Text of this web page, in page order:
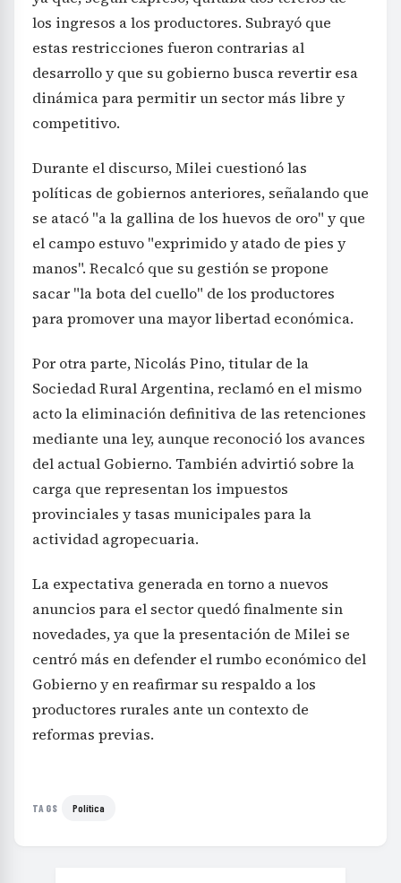
los ingresos a los productores. Subrayó que
estas restricciones fueron contrarias al
desarrollo y que su gobierno busca revertir esa
dinámica para permitir un sector más libre y
competitivo.
Durante el discurso, Milei cuestionó las
políticas de gobiernos anteriores, señalando que
se atacó "a la gallina de los huevos de oro" y que
el campo estuvo "exprimido y atado de pies y
manos". Recalcó que su gestión se propone
sacar "la bota del cuello" de los productores
para promover una mayor libertad económica.
Por otra parte, Nicolás Pino, titular de la
Sociedad Rural Argentina, reclamó en el mismo
acto la eliminación definitiva de las retenciones
mediante una ley, aunque reconoció los avances
del actual Gobierno. También advirtió sobre la
carga que representan los impuestos
provinciales y tasas municipales para la
actividad agropecuaria.
La expectativa generada en torno a nuevos
anuncios para el sector quedó finalmente sin
novedades, ya que la presentación de Milei se
centró más en defender el rumbo económico del
Gobierno y en reafirmar su respaldo a los
productores rurales ante un contexto de
reformas previas.
TAGS Política